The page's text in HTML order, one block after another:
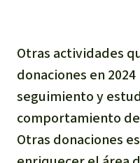
Otras actividades
donaciones en
seguimiento y
comportamiento
Otras donaciones